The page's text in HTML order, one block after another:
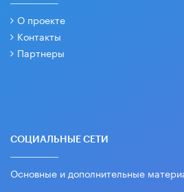
О проекте
Контакты
Партнеры
СОЦИАЛЬНЫЕ СЕТИ
Основные и дополнительные